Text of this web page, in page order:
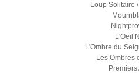
Loup Solitaire
L'Oeil
L'Ombre du
Les Ombres
Premiers